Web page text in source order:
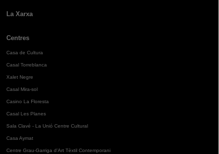
La Xarxa
Centres
Casa de Cultura
Casal Torreblanca
Xalet Negre
Casal Mira-sol
Casino La Floresta
Casal Les Planes
Sala Clavé - La Unió Centre Cultural
Casa Aymat
Centre Grau-Garriga d'Art Tèxtil Contemporani